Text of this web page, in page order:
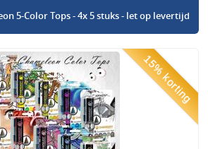
5-Color Tops - 4x 5 stuks - let op levertijd
15% korting